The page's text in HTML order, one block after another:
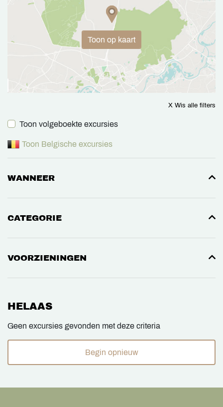
Toon op kaart
X Wis alle filters
Toon volgeboekte excursies
Toon Belgische excursies
WANNEER
CATEGORIE
VOORZIENINGEN
HELAAS
Geen excursies gevonden met deze criteria
Begin opnieuw